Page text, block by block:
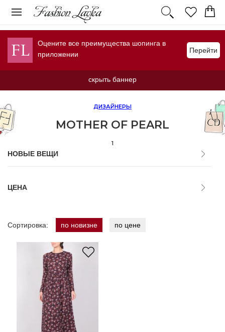
Оцените все преимущества шопинга в
приложении
Перейти
скрыть баннер
ДИЗАЙНЕРЫ
MOTHER OF PEARL
1
НОВЫЕ ВЕЩИ
ЦЕНА
Сортировка: по новизне по цене